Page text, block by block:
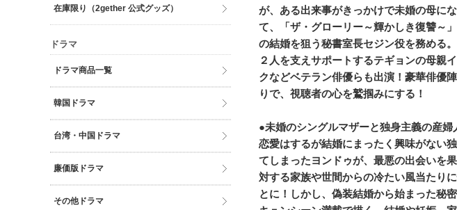
が、ある出来事がきっかけで未婚の母に
て、「ザ・グローリー～輝かしき復讐～
の結婚を狙う秘書室長セジン役を務める
２人を支えサポートするテギョンの母親
クなどベテラン俳優らも出演！豪華俳優
りで、視聴者の心を鷲掴みにする！
●未婚のシングルマザーと独身主義の産
恋愛はするが結婚にまったく興味がない
てしまったヨンドゥが、最悪の出会いを
対する家族や世間からの冷たい風当たり
とに！しかし、偽装結婚から始まった秘
在庫限り（2gether 公式グッズ）
ドラマ
ドラマ商品一覧
韓国ドラマ
台湾・中国ドラマ
廉価版ドラマ
その他ドラマ